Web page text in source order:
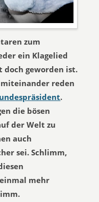
zum
ein Klagelied
doch geworden ist.
reden
.
die bösen
der Welt zu
auch
sei. Schlimm,
mehr